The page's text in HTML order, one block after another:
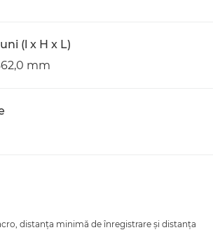
(l x H x L)
mm
distanţa minimă de înregistrare şi distanţa